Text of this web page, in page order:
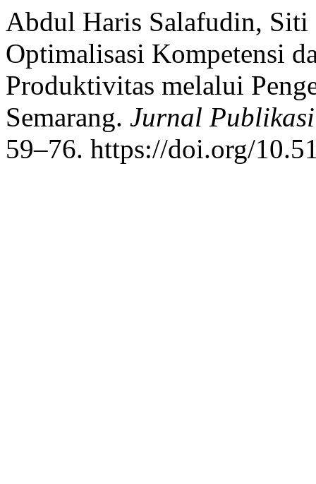
Abdul Haris Salafudin,
Optimalisasi Kompetensi
Produktivitas melalui
Semarang. Jurnal
59–76. https://doi.org/